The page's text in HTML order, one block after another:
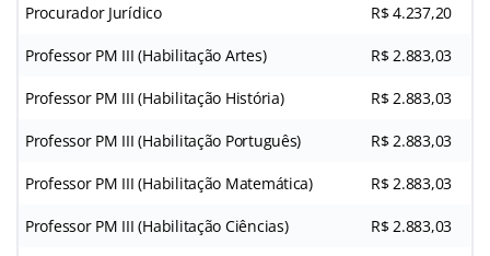
Procurador Jurídico R$ 4.237,20
Professor PM III (Habilitação Artes) R$ 2.883,03
Professor PM III (Habilitação História) R$ 2.883,03
Professor PM III (Habilitação Português) R$ 2.883,03
Professor PM III (Habilitação Matemática) R$ 2.883,03
Professor PM III (Habilitação Ciências) R$ 2.883,03